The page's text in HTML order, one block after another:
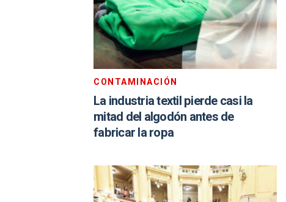
CONTAMINACIÓN
La industria textil pierde casi la
mitad del algodón antes de
fabricar la ropa